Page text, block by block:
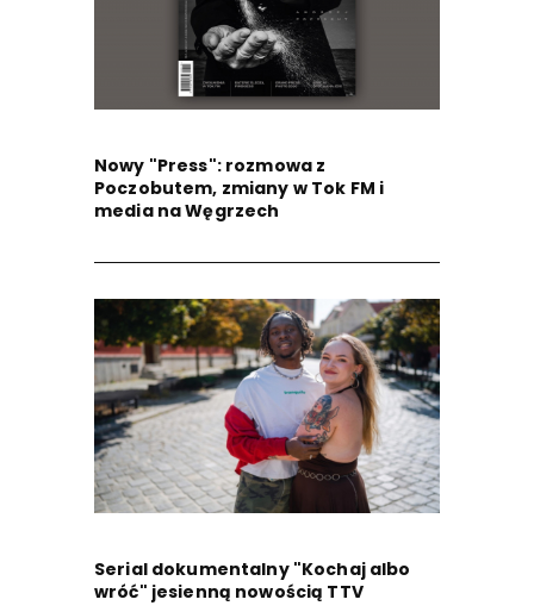
Nowy "Press": rozmowa z
Poczobutem, zmiany w Tok FM i
media na Węgrzech
Serial dokumentalny "Kochaj albo
wróć" jesienną nowością TTV